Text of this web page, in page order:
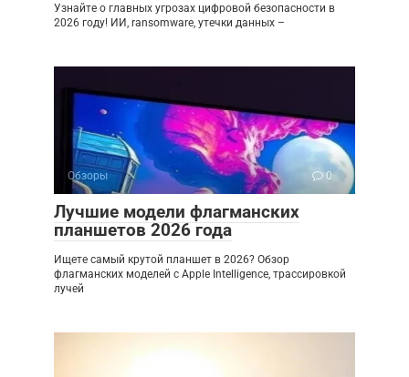
Узнайте о главных угрозах цифровой безопасности в
2026 году! ИИ, ransomware, утечки данных –
Обзоры 0
Лучшие модели флагманских
планшетов 2026 года
Ищете самый крутой планшет в 2026? Обзор
флагманских моделей с Apple Intelligence, трассировкой
лучей